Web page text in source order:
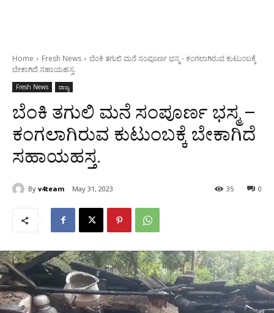
Home Fresh News
ಬೆಂಕಿ ತಗುಲಿ ಮನೆ ಸಂಪೂರ್ಣ ಭಸ್ಮ - ಕಂಗಲಾಗಿರುವ ಕುಟುಂಬಕ್ಕೆ
ಬೇಕಾಗಿದೆ ಸಹಾಯಹಸ್ತ.
Fresh News ರಾಜ್ಯ
ಬೆಂಕಿ ತಗುಲಿ ಮನೆ ಸಂಪೂರ್ಣ ಭಸ್ಮ –
ಕಂಗಲಾಗಿರುವ ಕುಟುಂಬಕ್ಕೆ ಬೇಕಾಗಿದೆ
ಸಹಾಯಹಸ್ತ.
By v4team May 31, 2023 0
35